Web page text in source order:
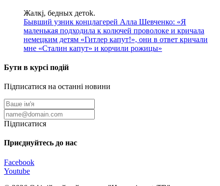
Жалкj, бедных детok.
Бывший узник концлагерей Алла Шевченко: «Я
маленькая подходила к колючей проволоке и кричала
немецким детям «Гитлер капут!», они в ответ кричали
мне «Сталин капут» и корчили рожицы»
Бути в курсі подій
Підписатися на останні новини
Підписатися
Приєднуйтесь до нас
Facebook
Youtube